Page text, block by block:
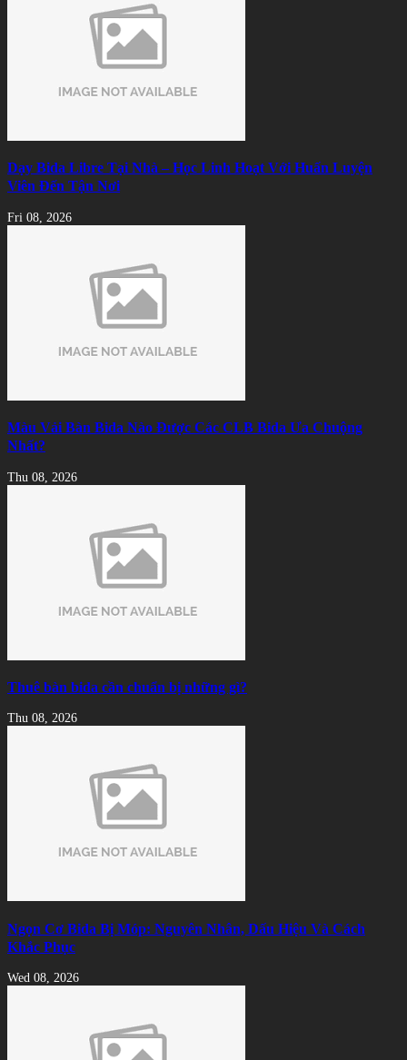
Dạy Bida Libre Tại Nhà – Học Linh Hoạt Với Huấn Luyện
Viên Đến Tận Nơi
Fri 08, 2026
Màu Vải Bàn Bida Nào Được Các CLB Bida Ưa Chuộng
Nhất?
Thu 08, 2026
Thuê bàn bida cần chuẩn bị những gì?
Thu 08, 2026
Ngọn Cơ Bida Bị Móp: Nguyên Nhân, Dấu Hiệu Và Cách
Khắc Phục
Wed 08, 2026